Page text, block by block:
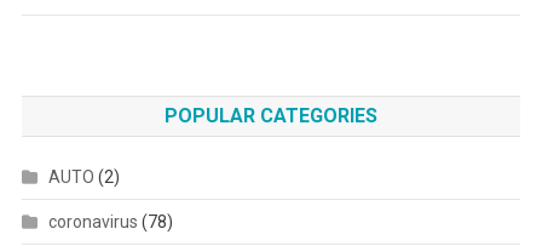
POPULAR CATEGORIES
AUTO (2)
coronavirus (78)